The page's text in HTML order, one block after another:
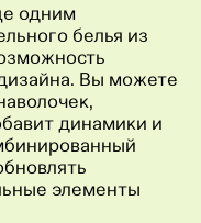
одним
белья из
Вы можете
динамики и
элементы